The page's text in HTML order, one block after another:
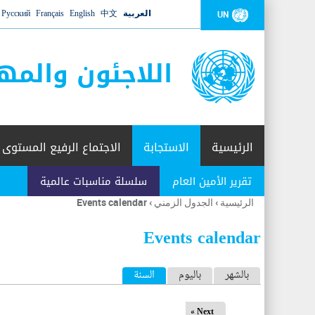
UN العربية 中文
English
Français
Русский
اللاجئون
الرئيسية الاستجابة
تقرير الأمين العام سلسلة مناسبات عالمية
الاجتماع الرفيع المستوى
أنت
هنا
الرئيسية › الجدول الزمني ›
Events calendar
Events calendar
ا بالشهر باليوم السنة (علامة التبويب النشطة)